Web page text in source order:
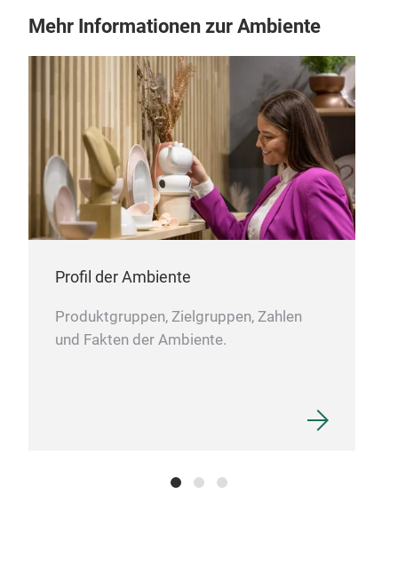
Mehr Informationen zur Ambiente
Profil der Ambiente
Produktgruppen, Zielgruppen, Zahlen
und Fakten der Ambiente.